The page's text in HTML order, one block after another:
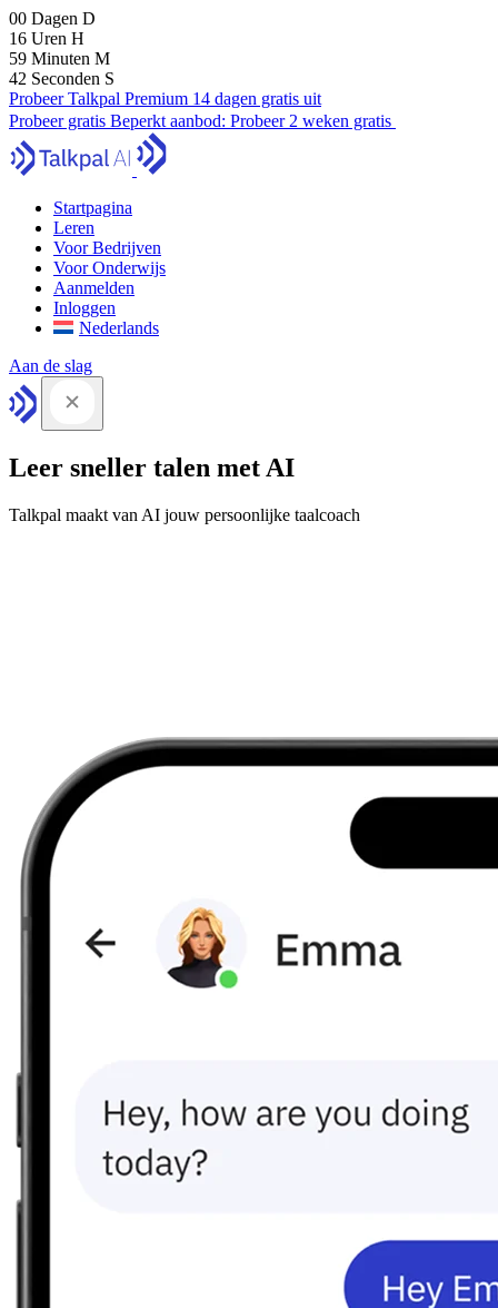
00 Dagen D
16 Uren H
59 Minuten M
41 Seconden S
Probeer Talkpal Premium 14 dagen gratis uit
Probeer gratis Beperkt aanbod: Probeer 2 weken gratis
Startpagina
Leren
Voor Bedrijven
Voor Onderwijs
Aanmelden
Inloggen
Nederlands
Aan de slag
Leer sneller talen met AI
Talkpal maakt van AI jouw persoonlijke taalcoach